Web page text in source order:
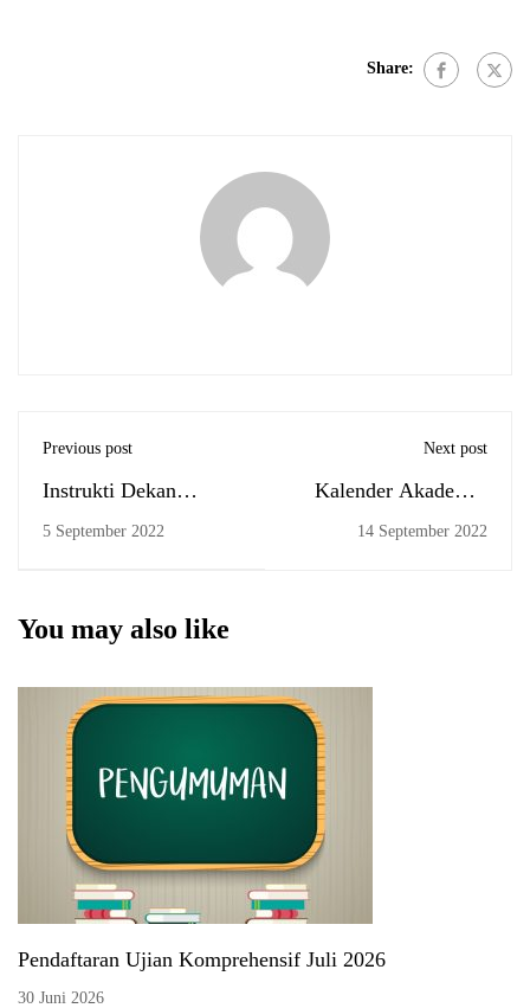
Share:
Previous post
Instrukti Dekan
kepada Mahasiswa
5 September 2022
Next post
Kalender Akademik
FEBI 2022-2023
14 September 2022
You may also like
Pendaftaran Ujian Komprehensif Juli 2026
30 Juni 2026